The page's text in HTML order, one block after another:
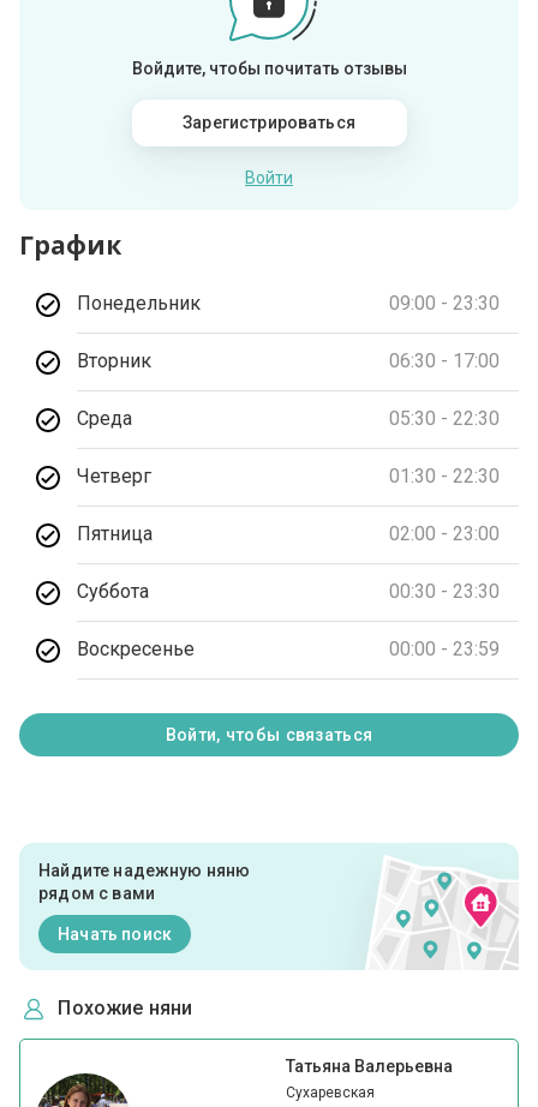
Войдите, чтобы почитать отзывы
Зарегистрироваться
Войти
График
Понедельник 09:00 - 23:30
Вторник 06:30 - 17:00
Среда 05:30 - 22:30
Четверг 01:30 - 22:30
Пятница 02:00 - 23:00
Суббота 00:30 - 23:30
Воскресенье 00:00 - 23:59
Войти, чтобы связаться
Найдите надежную няню
рядом с вами
Начать поиск
Похожие няни
Татьяна Валерьевна
Сухаревская